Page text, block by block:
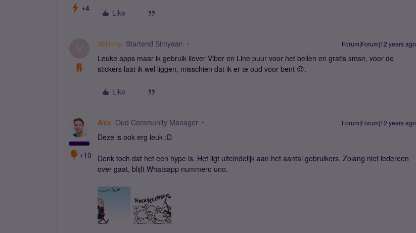
+4 Like
Vallinny Startend Simyaan Forum|Forum|12 years ago
Leuke apps maar ik gebruik liever Viber en Line puur voor het bellen en gratis smsn, voor de
stickers laat ik wel liggen, misschien dat ik er te oud voor bent 😉.
Like
+10
Alex Oud Community Manager Forum|Forum|12 years ago
Deze is ook erg leuk :D
Denk toch dat het een hype is. Het ligt uiteindelijk aan het aantal gebruikers. Zolang niet iedereen
over gaat, blijft Whatsapp nummero uno.